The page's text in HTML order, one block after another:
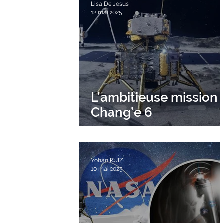
L’ambitieuse mission
Chang’e 6
Lisa De Jesus
12 mai 2025
Yohan RUIZ
10 mai 2025